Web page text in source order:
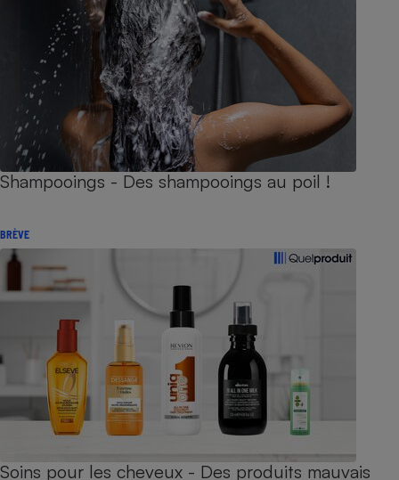
Shampooings - Des shampooings au poil !
BRÈVE
Soins pour les cheveux - Des produits mauvais